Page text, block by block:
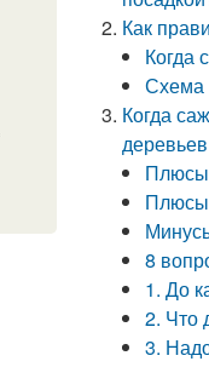
Как
Когда
Схема
Когда
Плюсы
Плюсы
8
1. До
2. Что
3.